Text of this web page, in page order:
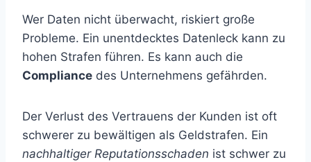
Wer Daten nicht überwacht, riskiert große
Probleme. Ein unentdecktes Datenleck kann zu
hohen Strafen führen. Es kann auch die
Compliance des Unternehmens gefährden.
Der Verlust des Vertrauens der Kunden ist oft
schwerer zu bewältigen als Geldstrafen. Ein
nachhaltiger Reputationsschaden ist schwer zu